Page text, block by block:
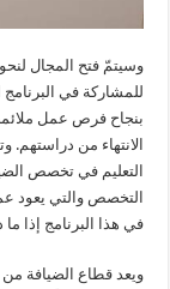
للمشاركة في
بنجاح فرص عمل ملائمة
الانتهاء من دراستهم.
التعليم في تخصص
التخصص والتي يعود
في هذا البرنامج إذا
ويعد قطاع الضيافة